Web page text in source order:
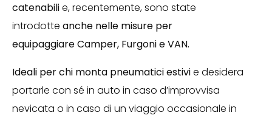
catenabilie, recentemente, sono state
introdotte anche nelle misure per
equipaggiare Camper, Furgoni e VAN.
Ideali per chi monta pneumatici estivie desidera
portarle con sé in auto in caso d’improvvisa
nevicata o in caso di un viaggio occasionale in